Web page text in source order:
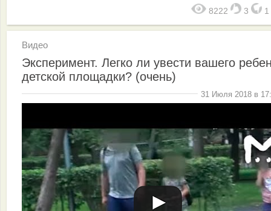
8222 3 1
Видео
Эксперимент. Легко ли увести вашего
детской площадки? (очень)
31 Июля 2018 в